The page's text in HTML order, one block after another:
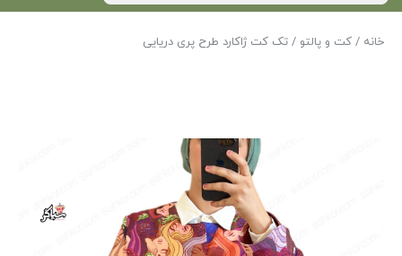
خانه / کت و پالتو / تک کت ژاکارد طرح پری دریایی